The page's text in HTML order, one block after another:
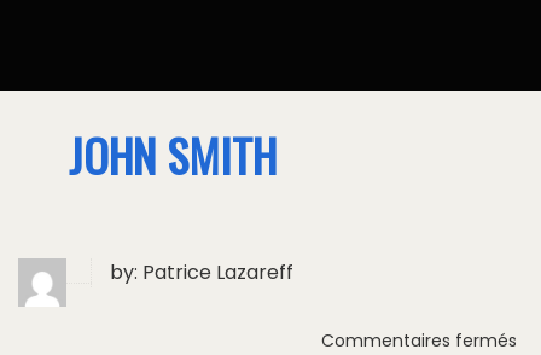
JOHN SMITH
by: Patrice Lazareff
Commentaires fermés